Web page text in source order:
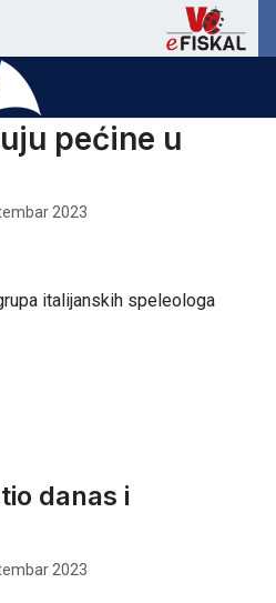
pećine u
2023
italijanskih speleologa
danas i
2023